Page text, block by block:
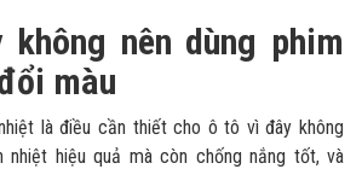
không nên dùng phim
màu
là điều cần thiết cho ô tô vì đây không
nhiệt hiệu quả mà còn chống nắng tốt, và